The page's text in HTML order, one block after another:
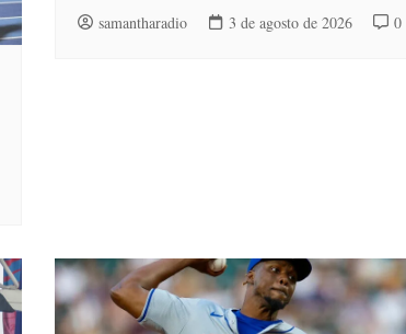
samantharadio 3 de agosto de 2026 0